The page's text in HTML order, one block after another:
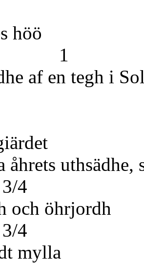
1
af
åhrets
4
4